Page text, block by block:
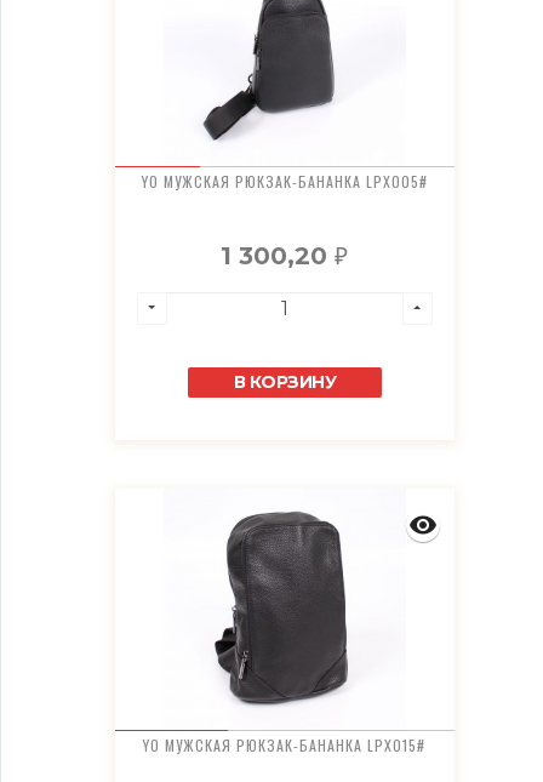
YO МУЖСКАЯ РЮКЗАК-БАНАНКА LPX005#
1 300,20₽
В КОРЗИНУ
YO МУЖСКАЯ РЮКЗАК-БАНАНКА LPX015#